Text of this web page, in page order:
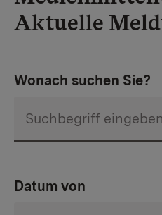
Aktuelle
Wonach suchen Sie?
Datum von